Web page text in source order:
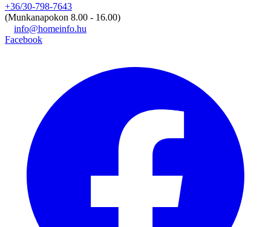
+36/30-798-7643
(Munkanapokon 8.00 - 16.00)
info@homeinfo.hu
Facebook